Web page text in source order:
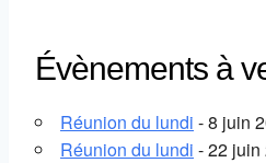
Évènements à
Réunion du lundi - 8 juin
Réunion du lundi - 22 juin